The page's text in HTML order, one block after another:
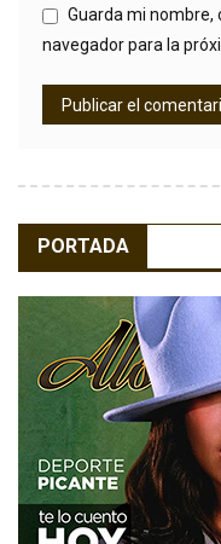
Guarda mi nombre,
navegador para la
PORTADA